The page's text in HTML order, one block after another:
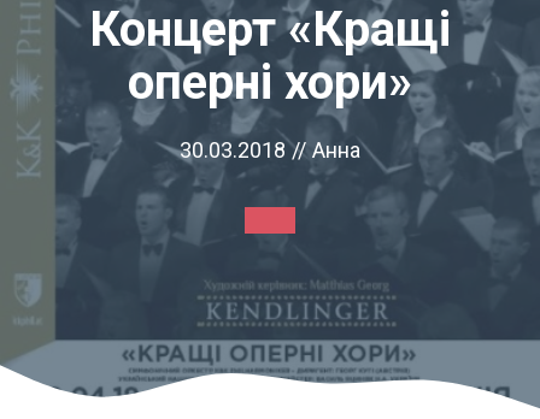
Концерт «Кращі
оперні хори»
30.03.2018 // Анна